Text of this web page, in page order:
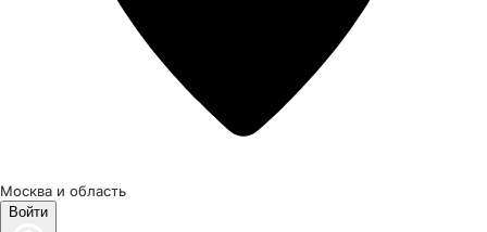
Москва и область
Войти